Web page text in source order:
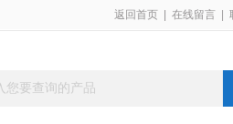
返回首页 在线留言